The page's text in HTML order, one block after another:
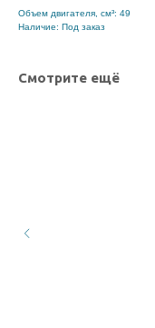
Объем двигателя, см³: 49
Наличие: Под заказ
Смотрите ещё